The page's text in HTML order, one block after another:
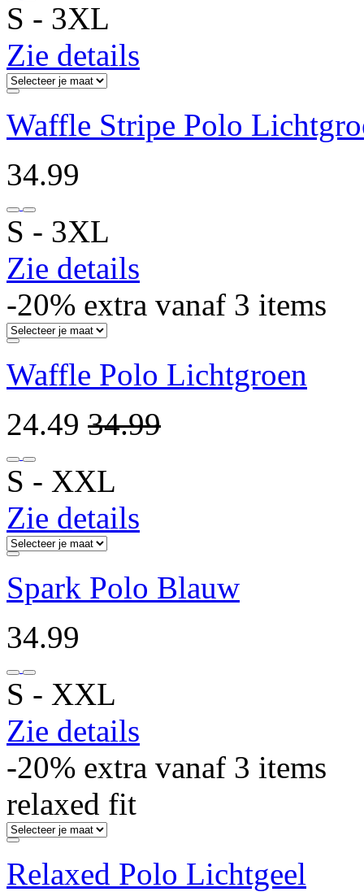
S ‐ 3XL
Zie details
Waffle Stripe Polo
34.99
S ‐ 3XL
Zie details
-20% extra vanaf 3 items
Waffle Polo Lichtgroen
24.49 34.99
S ‐ XXL
Zie details
Spark Polo Blauw
34.99
S ‐ XXL
Zie details
-20% extra vanaf 3 items
relaxed fit
Relaxed Polo Lichtgeel